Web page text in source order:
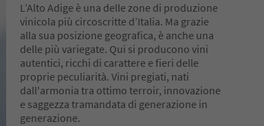
L’Alto Adige è una delle zone di produzione
vinicola più circoscritte d’Italia. Ma grazie
alla sua posizione geografica, è anche una
delle più variegate. Qui si producono vini
autentici, ricchi di carattere e fieri delle
proprie peculiarità. Vini pregiati, nati
dall'armonia tra ottimo terroir, innovazione
e saggezza tramandata di generazione in
generazione.